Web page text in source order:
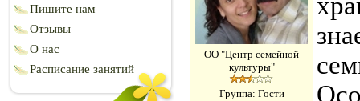
Пишите нам
Отзывы
О нас
Расписание занятий
ОО "Центр семейной
культуры"
Группа: Гости